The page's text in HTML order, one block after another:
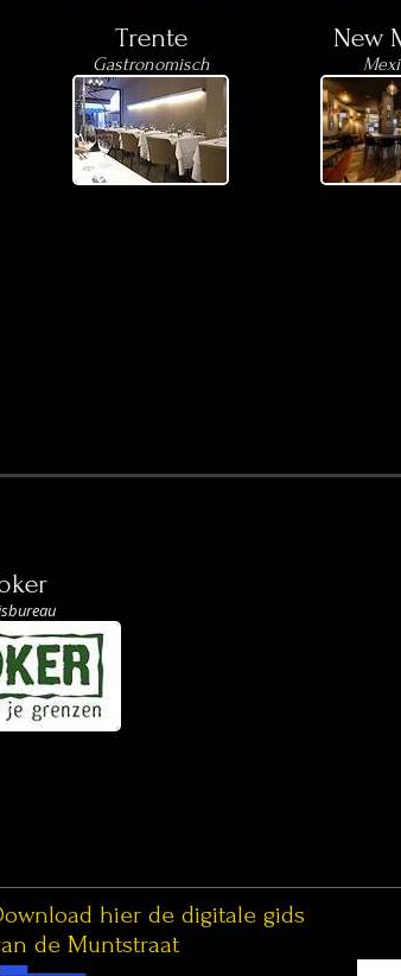
Trente
Gastronomisch
New
hier de digitale gids
de Muntstraat